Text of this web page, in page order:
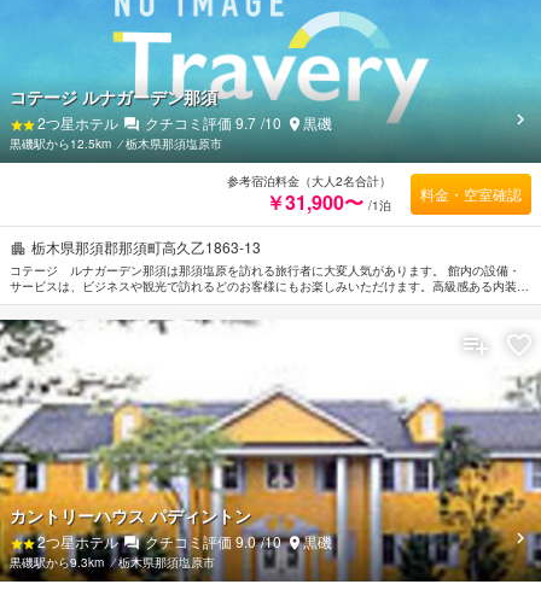
栃木県那須郡那須町高久乙1863-13
コテージ ルナガーデン那須は那須塩原を訪れる旅行者に大変人気があります。 館内の設備・
サービスは、ビジネスや観光で訪れるどのお客様にもお楽しみいただけます。高級感ある内装と
設備により、ビジネスおよび観光目的のお客様に最適な滞在先です。 コテージ ルナガーデン
那須のスタッフがおもてなしの心を持って丁寧にご対応します。 ルームタイプによりスリッパ,
ソファ, エアコン, 暖房, 書斎デスクなどの設備が整ったお部屋をご用意しています。 当施設では
さまざまなレクリエーションをご体験いただけます。 那須塩原を訪れる際には、コテージ ル
ナガーデン那須で素敵なお時間をお過ごしください。
コテージ ルナガーデン那須
2つ星ホテル クチコミ評価9.7 /10 黒磯
黒磯駅から12.5km ⁄栃木県那須塩原市
参考宿泊料金（大人2名合計）
￥31,900〜 /1泊
料金・空室確認
カントリーハウス パディントン
2つ星ホテル クチコミ評価9.0 /10 黒磯
黒磯駅から9.3km ⁄栃木県那須塩原市